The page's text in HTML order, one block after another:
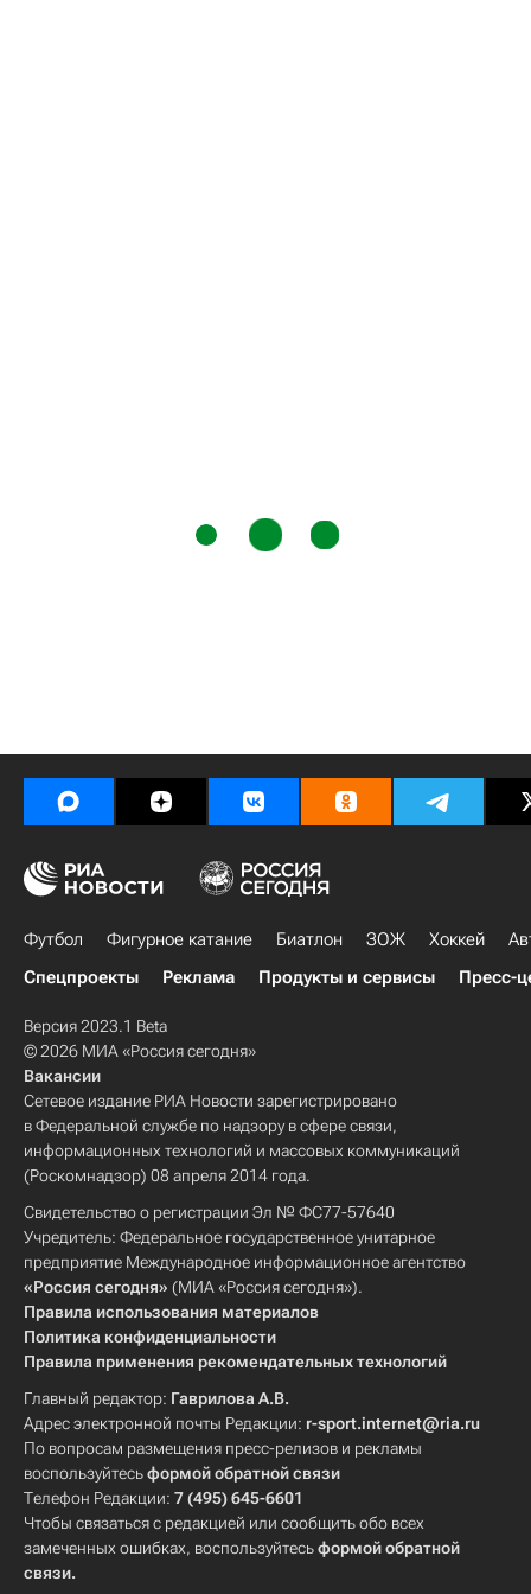
Футбол Фигурное катание Биатлон ЗОЖ Хоккей
Спецпроекты
Реклама Продукты и сервисы Пресс-
Версия 2023.1 Beta
© 2026 МИА «Россия сегодня»
Вакансии
Сетевое издание РИА Новости зарегистрировано
в Федеральной службе по надзору в сфере связи,
информационных технологий и массовых коммуникаций
(Роскомнадзор) 08 апреля 2014 года.
Свидетельство о регистрации Эл № ФС77-57640
Учредитель: Федеральное государственное унитарное
предприятие Международное информационное агентство
«Россия сегодня» (МИА «Россия сегодня»).
Правила использования материалов
Политика конфиденциальности
Правила применения рекомендательных технологий
Главный редактор: Гаврилова А.В.
Адрес электронной почты Редакции: r-sport.internet@ria.ru
По вопросам размещения пресс-релизов и рекламы
воспользуйтесьформой обратной связи
Телефон Редакции: 7 (495) 645-6601
Чтобы связаться с редакцией или сообщить обо всех
замеченных ошибках, воспользуйтесьформой обратной
связи.